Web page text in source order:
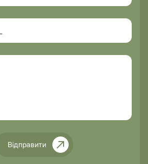
Відправити